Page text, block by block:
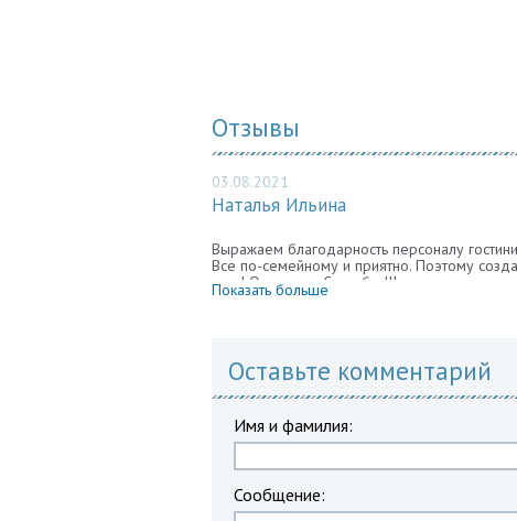
Отзывы
03.08.2021
Наталья Ильина
Выражаем благодарность персоналу
Все по-семейному и приятно. Поэтому
еще! Огромное Спасибо !!!
Показать больше
Оставьте комментарий
Имя и фамилия:
Сообщение: